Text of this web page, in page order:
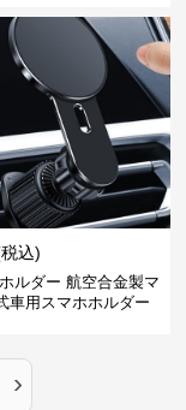
込)
ルダー 航空合金製マ
車用スマホホルダー
›